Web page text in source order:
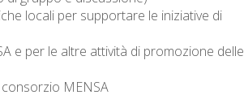
locali per supportare le iniziative di
e per le altre attività di promozione delle
MENSA